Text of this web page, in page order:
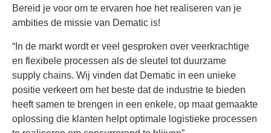
Bereid je voor om te ervaren hoe het realiseren van je
ambities de missie van Dematic is!
“In de markt wordt er veel gesproken over veerkrachtige
en flexibele processen als de sleutel tot duurzame
supply chains. Wij vinden dat Dematic in een unieke
positie verkeert om het beste dat de industrie te bieden
heeft samen te brengen in een enkele, op maat gemaakte
oplossing die klanten helpt optimale logistieke processen